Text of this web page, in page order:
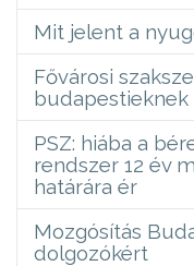
Mit jelent a
Fővárosi
PSZ: hiába a
rendszer 12 év
határára ér
Mozgósítás
dolgozókért